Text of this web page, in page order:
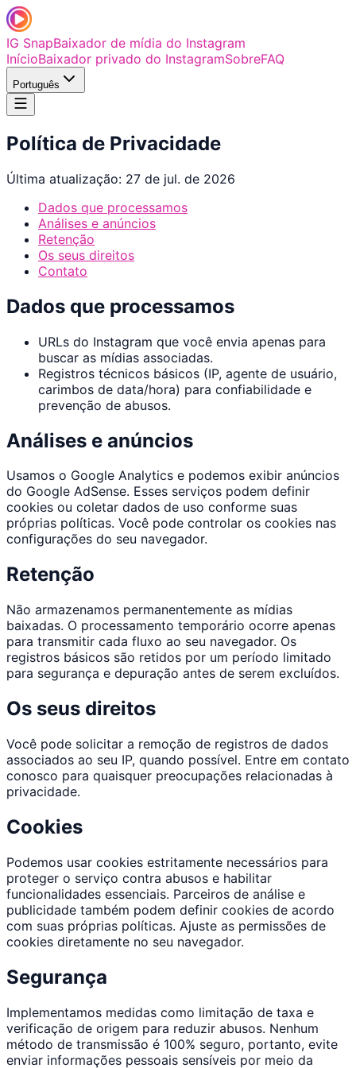
IG SnapBaixador de mídia do Instagram
InícioBaixador privado do InstagramSobreFAQ
Português
Política de Privacidade
Última atualização: 27 de jul. de 2026
Dados que processamos
Análises e anúncios
Retenção
Os seus direitos
Contato
Dados que processamos
URLs do Instagram que você envia apenas para
buscar as mídias associadas.
Registros técnicos básicos (IP, agente de usuário,
carimbos de data/hora) para confiabilidade e
prevenção de abusos.
Análises e anúncios
Usamos o Google Analytics e podemos exibir anúncios
do Google AdSense. Esses serviços podem definir
cookies ou coletar dados de uso conforme suas
próprias políticas. Você pode controlar os cookies nas
configurações do seu navegador.
Retenção
Não armazenamos permanentemente as mídias
baixadas. O processamento temporário ocorre apenas
para transmitir cada fluxo ao seu navegador. Os
registros básicos são retidos por um período limitado
para segurança e depuração antes de serem excluídos.
Os seus direitos
Você pode solicitar a remoção de registros de dados
associados ao seu IP, quando possível. Entre em contato
conosco para quaisquer preocupações relacionadas à
privacidade.
Cookies
Podemos usar cookies estritamente necessários para
proteger o serviço contra abusos e habilitar
funcionalidades essenciais. Parceiros de análise e
publicidade também podem definir cookies de acordo
com suas próprias políticas. Ajuste as permissões de
cookies diretamente no seu navegador.
Segurança
Implementamos medidas como limitação de taxa e
verificação de origem para reduzir abusos. Nenhum
método de transmissão é 100% seguro, portanto, evite
enviar informações pessoais sensíveis por meio da